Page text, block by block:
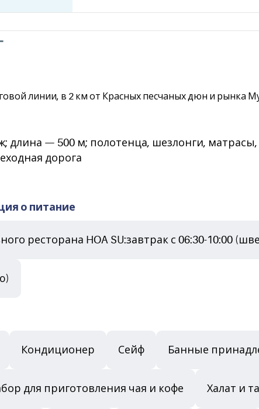
линии, в 2 км от Красных песчаных дюн и рынка
длина — 500 м; полотенца, шезлонги,
дорога
о питание
ресторана HOA SU:завтрак с 06:30-10:00
Кондиционер Сейф Банные
для приготовления чая и кофе Халат и